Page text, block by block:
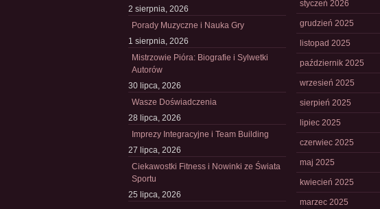
2 sierpnia, 2026
Porady Muzyczne i Nauka Gry
1 sierpnia, 2026
Mistrzowie Pióra: Biografie i Sylwetki
Autorów
30 lipca, 2026
Wasze Doświadczenia
28 lipca, 2026
Imprezy Integracyjne i Team Building
27 lipca, 2026
Ciekawostki Fitness i Nowinki ze Świata
Sportu
25 lipca, 2026
styczeń 2026
grudzień 2025
listopad 2025
październik 2025
wrzesień 2025
sierpień 2025
lipiec 2025
czerwiec 2025
maj 2025
kwiecień 2025
marzec 2025